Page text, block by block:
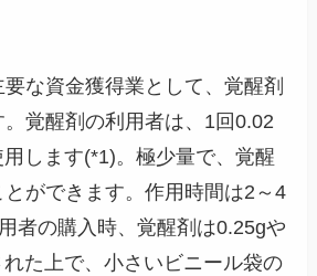
な資金獲得業として、覚醒剤
覚醒剤の利用者は、1回0.02
します(*1)。極少量で、覚醒
ができます。作用時間は2～4
者の購入時、覚醒剤は0.25gや
た上で、小さいビニール袋の